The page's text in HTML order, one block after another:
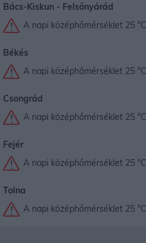
Bács-Kiskun - Felsőnyárád
A napi középhőmérséklet 25
Békés
A napi középhőmérséklet 25
Csongrád
A napi középhőmérséklet 25
Fejér
A napi középhőmérséklet 25
Tolna
A napi középhőmérséklet 25